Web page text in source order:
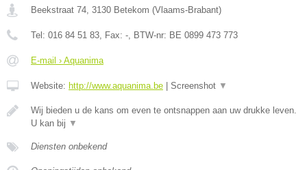
Beekstraat 74, 3130 Betekom (Vlaams-Brabant)
Tel: 016 84 51 83, Fax: -, BTW-nr: BE 0899 473 773
E-mail › Aquanima
Website: http://www.aquanima.be Screenshot ▼
Wij bieden u de kans om even te ontsnappen aan uw drukke leven.
U kan bij ▼
Diensten onbekend